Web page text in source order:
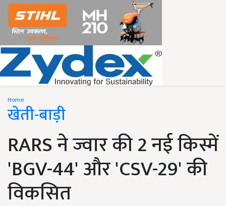
Home
खेती-बाड़ी
RARS ने ज्वार की 2 नई किस्में
'BGV-44' और 'CSV-29' की
विकसित